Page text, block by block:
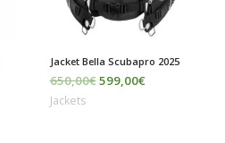
Jacket Bella Scubapro 2025
650,00€599,00€
Jackets